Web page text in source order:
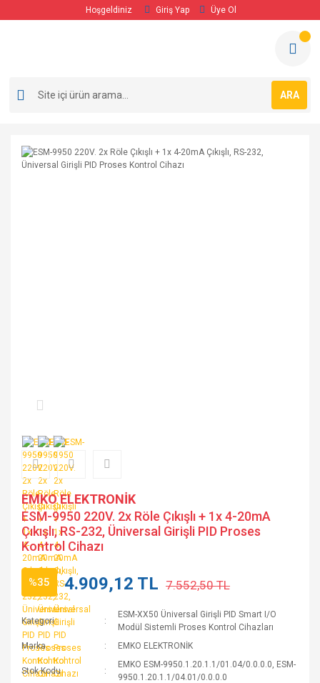
Hoşgeldiniz Giriş Yap Üye Ol
ARA
EMKO ELEKTRONİK
ESM-9950 220V. 2x Röle Çıkışlı + 1x 4-20mA
Çıkışlı, RS-232, Üniversal Girişli PID Proses
Kontrol Cihazı
%35 4.909,12 TL 7.552,50 TL
Kategori
ESM-XX50 Üniversal Girişli PID Smart I/O
Modül Sistemli Proses Kontrol Cihazları
Marka
EMKO ELEKTRONİK
Stok Kodu
EMKO ESM-9950.1.20.1.1/01.04/0.0.0.0, ESM-
9950.1.20.1.1/04.01/0.0.0.0